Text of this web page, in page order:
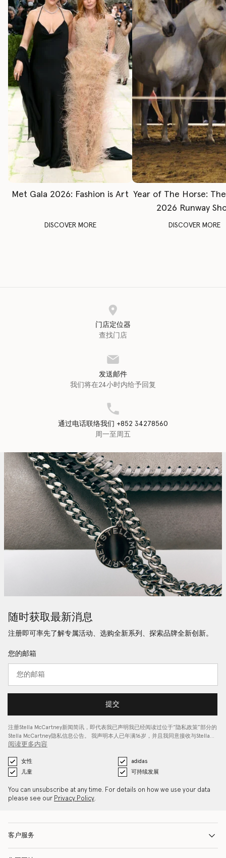
Met Gala 2026: Fashion is Art
DISCOVER MORE
Year of The Horse:
2026 Runway
DISCOVER MORE
门店定位器
查找门店
发送邮件
我们将在24小时内给予回复
通过电话联络我们 +852 34278560
周一至周五
随时获取最新消息
注册即可率先了解专属活动、选购全新系列、探索品牌全新创新。
您的邮箱
提交
注册Stella McCartney新闻简讯，即代表我已声明我已经阅读过位于“隐私政策”部分的
Stella McCartney隐私信息公告。 我声明本人已年满16岁，并且我同意接收与Stella…
阅读更多内容
女性
adidas
儿童
可持续发展
You can unsubscribe at any time. For details on how we use your data
please see our Privacy Policy.
客户服务